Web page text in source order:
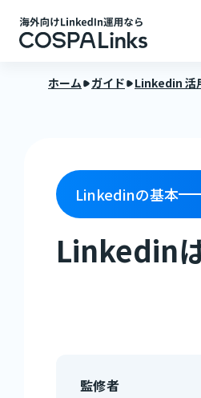
ホーム ガイド Linkedin 活
Linkedinの基本
Linkedin
監修者